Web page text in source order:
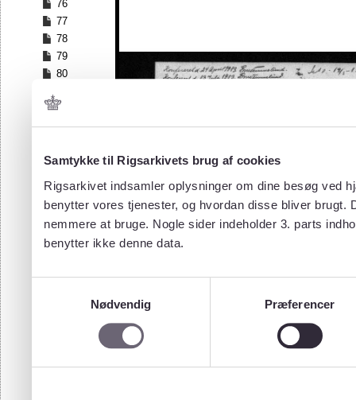
Samtykke til Rigsarkivets brug af cookies
Rigsarkivet indsamler oplysninger om dine besøg ved
benytter vores tjenester, og hvordan disse bliver
nemmere at bruge. Nogle sider indeholder 3. parts
benytter ikke denne data.
Nødvendig
Præferencer
76
77
78
79
80
82
83
85
87
88
89
90
97